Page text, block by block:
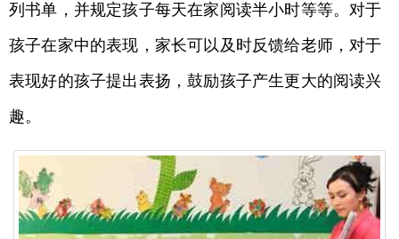
列书单，并规定孩子每天在家阅读半小时等等。对于
孩子在家中的表现，家长可以及时反馈给老师，对于
表现好的孩子提出表扬，鼓励孩子产生更大的阅读兴
趣。